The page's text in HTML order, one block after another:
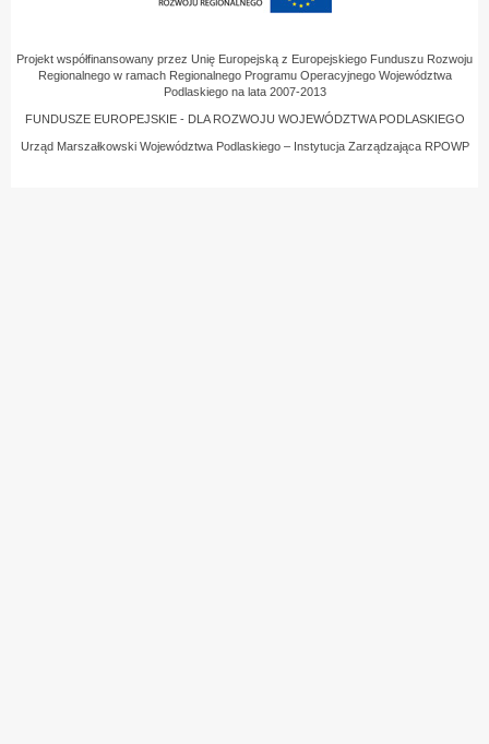
Projekt współfinansowany przez Unię Europejską z Europejskiego Funduszu Rozwoju
Regionalnego w ramach Regionalnego Programu Operacyjnego Województwa
Podlaskiego na lata 2007-2013
FUNDUSZE EUROPEJSKIE - DLA ROZWOJU WOJEWÓDZTWA PODLASKIEGO
Urząd Marszałkowski Województwa Podlaskiego – Instytucja Zarządzająca RPOWP